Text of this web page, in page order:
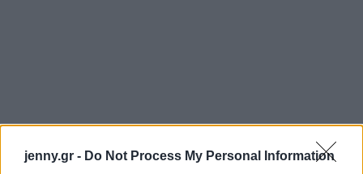
jenny.gr - Do Not Process My Personal Information